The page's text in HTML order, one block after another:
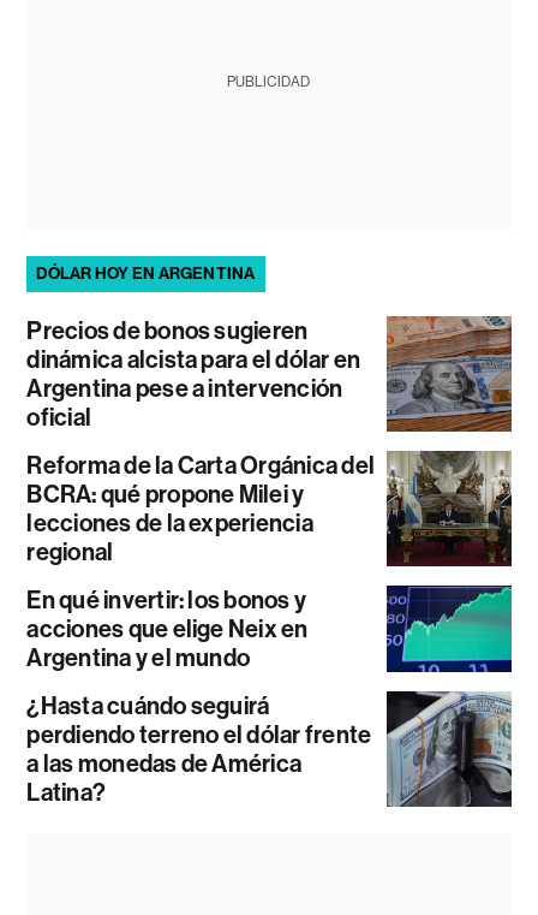
PUBLICIDAD
DÓLAR HOY EN ARGENTINA
Precios de bonos sugieren
dinámica alcista para el dólar en
Argentina pese a intervención
oficial
Reforma de la Carta Orgánica del
BCRA: qué propone Milei y
lecciones de la experiencia
regional
En qué invertir: los bonos y
acciones que elige Neix en
Argentina y el mundo
¿Hasta cuándo seguirá
perdiendo terreno el dólar frente
a las monedas de América
Latina?